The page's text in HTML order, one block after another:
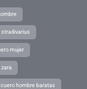
stradivarius
mujer
zara
hombre baratas